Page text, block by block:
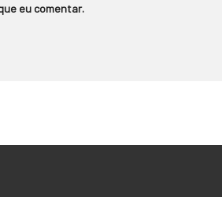
eu comentar.